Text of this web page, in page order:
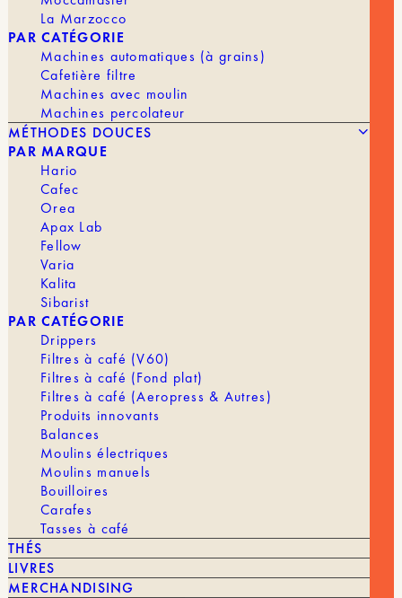
La Marzocco
PAR CATÉGORIE
Machines automatiques (à grains)
Cafetière filtre
Machines avec moulin
Machines percolateur
MÉTHODES DOUCES
PAR MARQUE
Hario
Cafec
Orea
Apax Lab
Fellow
Varia
Kalita
Sibarist
PAR CATÉGORIE
Drippers
Filtres à café (V60)
Filtres à café (Fond plat)
Filtres à café (Aeropress & Autres)
Produits innovants
Balances
Moulins électriques
Moulins manuels
Bouilloires
Carafes
Tasses à café
THÉS
LIVRES
MERCHANDISING
239,00€
MARQUE
MACHINE À CAFÉ